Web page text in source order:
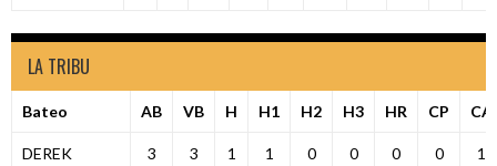
LA TRIBU
Bateo AB VB H H1 H2 H3 HR CP CA
DEREK
3 3 1 1 0 0 0 0 1